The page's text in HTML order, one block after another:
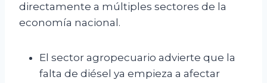
directamente a múltiples sectores de la
economía nacional.
El sector agropecuario advierte que la
falta de diésel ya empieza a afectar